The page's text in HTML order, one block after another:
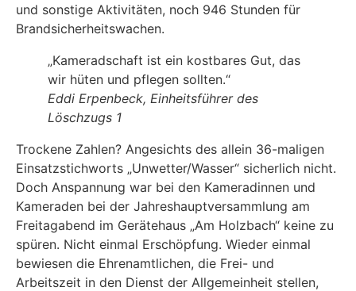
und sonstige Aktivitäten, noch 946 Stunden für
Brandsicherheitswachen.
„Kameradschaft ist ein kostbares Gut, das
wir hüten und pflegen sollten.“
Eddi Erpenbeck, Einheitsführer des
Löschzugs 1
Trockene Zahlen? Angesichts des allein 36-maligen
Einsatzstichworts „Unwetter/Wasser“ sicherlich nicht.
Doch Anspannung war bei den Kameradinnen und
Kameraden bei der Jahreshauptversammlung am
Freitagabend im Gerätehaus „Am Holzbach“ keine zu
spüren. Nicht einmal Erschöpfung. Wieder einmal
bewiesen die Ehrenamtlichen, die Frei- und
Arbeitszeit in den Dienst der Allgemeinheit stellen,